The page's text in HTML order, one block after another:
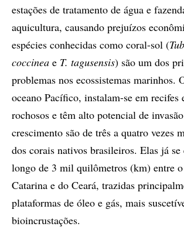
estações de tratamento de água e
aquicultura, causando prejuízos
espécies conhecidas como coral-sol (
coccinea e T. tagusensis) são um dos
problemas nos ecossistemas marinhos.
oceano Pacífico, instalam-se em recifes
rochosos e têm alto potencial de
crescimento são de três a quatro vezes
dos corais nativos brasileiros. Elas já se
longo de 3 mil quilômetros (km) entre
Catarina e do Ceará, trazidas
plataformas de óleo e gás, mais
bioincrustações.